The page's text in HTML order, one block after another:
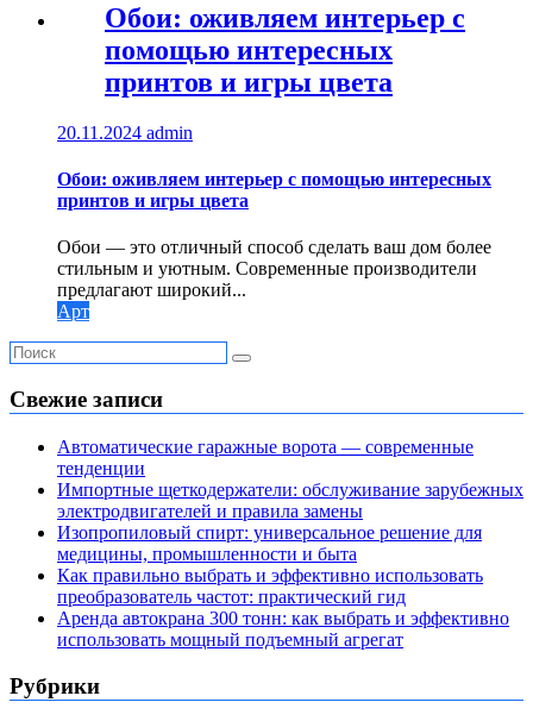
Обои: оживляем интерьер с
помощью интересных
принтов и игры цвета
20.11.2024 admin
Обои: оживляем интерьер с помощью интересных
принтов и игры цвета
Обои — это отличный способ сделать ваш дом более
стильным и уютным. Современные производители
предлагают широкий...
Арт
Свежие записи
Автоматические гаражные ворота — современные
тенденции
Импортные щеткодержатели: обслуживание зарубежных
электродвигателей и правила замены
Изопропиловый спирт: универсальное решение для
медицины, промышленности и быта
Как правильно выбрать и эффективно использовать
преобразователь частот: практический гид
Аренда автокрана 300 тонн: как выбрать и эффективно
использовать мощный подъемный агрегат
Рубрики